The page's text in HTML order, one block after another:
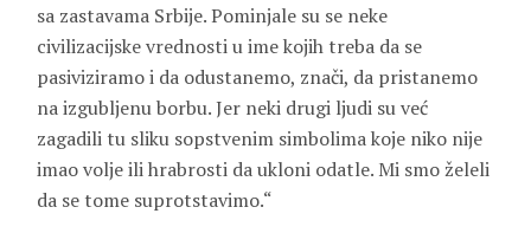
sa zastavama Srbije. Pominjale su se neke
civilizacijske vrednosti u ime kojih treba da se
pasiviziramo i da odustanemo, znači, da pristanemo
na izgubljenu borbu. Jer neki drugi ljudi su već
zagadili tu sliku sopstvenim simbolima koje niko nije
imao volje ili hrabrosti da ukloni odatle. Mi smo želeli
da se tome suprotstavimo.“